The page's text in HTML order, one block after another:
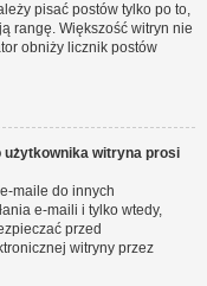
pisać postów tylko po to,
rangę. Większość witryn nie
obniży licznik postów
użytkownika witryna prosi
maile do innych
e-maili i tylko wtedy,
przed
witryny przez